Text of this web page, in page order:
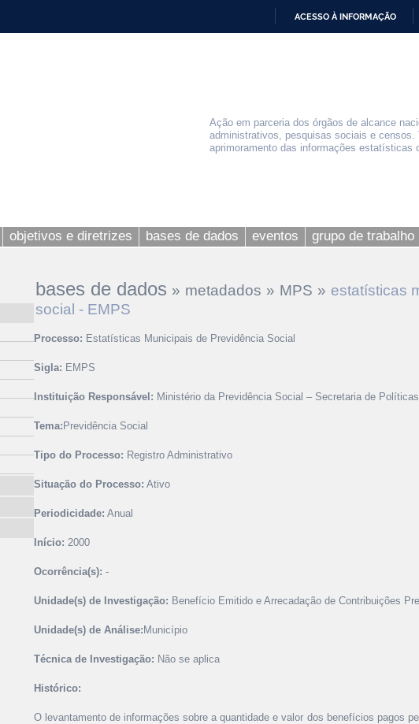
ACESSO À INFORMAÇÃO
Ação em parceria dos órgãos de alcance
administrativos, pesquisas sociais e censos.
aprimoramento das informações estatísticas
objetivos e diretrizes bases de dados eventos grupo de trabalho
bases de dados » metadados » MPS » estatísticas
social - EMPS
Processo: Estatísticas Municipais de Previdência Social
Sigla: EMPS
Instituição Responsável: Ministério da Previdência Social – Secretaria de
Tema: Previdência Social
Tipo do Processo: Registro Administrativo
Situação do Processo: Ativo
Periodicidade: Anual
Início: 2000
Ocorrência(s): -
Unidade(s) de Investigação: Benefício Emitido e Arrecadação de Contribuições
Unidade(s) de Análise: Município
Técnica de Investigação: Não se aplica
Histórico:
O levantamento de informações sobre a quantidade e valor dos benefícios pagos